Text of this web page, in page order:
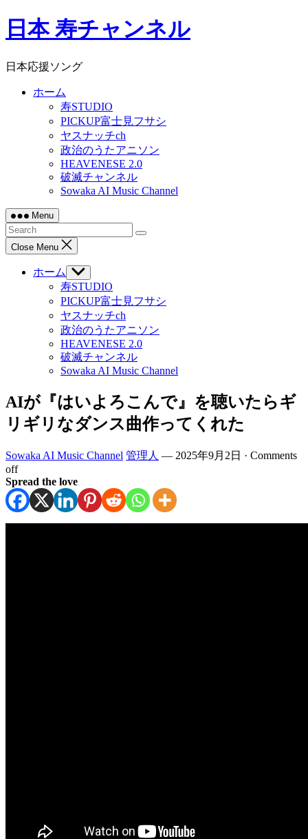
Skip
to日本 寿チャンネル
日本応援ソング
ホーム
寿STUDIO
PICKUP富士見フサシ
ヤスナッチch
政治のうたアニソン
HEAVENESE 2.0
破滅チャンネル
Sowaka AI Music Channel
Menu
Close Menu
ホーム
Show
sub
menu
寿STUDIO
PICKUP富士見フサシ
ヤスナッチch
政治のうたアニソン
HEAVENESE 2.0
破滅チャンネル
Sowaka AI Music Channel
AIが『はいよろこんで』を聴いたらギ
リギリなダンス曲作ってくれた
Sowaka AI Music Channel 管理人 — 2025年9月2日 · Comments
off
Spread the love